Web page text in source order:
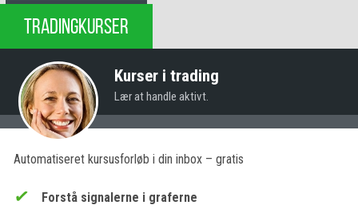
TRADINGKURSER
Kurser i trading
Lær at handle aktivt.
Automatiseret kursusforløb i din inbox – gratis
Forstå signalerne i graferne